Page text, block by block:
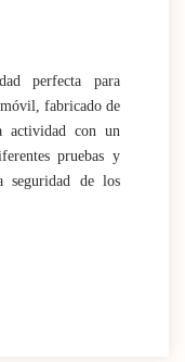
perfecta para
fabricado de
actividad con un
pruebas y
seguridad de los